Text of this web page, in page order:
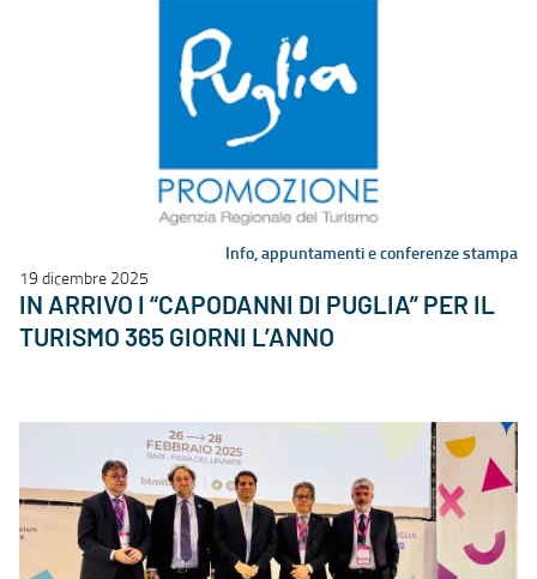
Info, appuntamenti e conferenze stampa
19 dicembre 2025
IN ARRIVO I “CAPODANNI DI PUGLIA” PER IL
TURISMO 365 GIORNI L’ANNO